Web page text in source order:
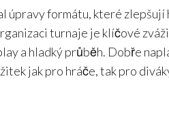
úpravy formátu, které zlepšují
turnaje je klíčové
a hladký průběh. Dobře
jak pro hráče, tak pro